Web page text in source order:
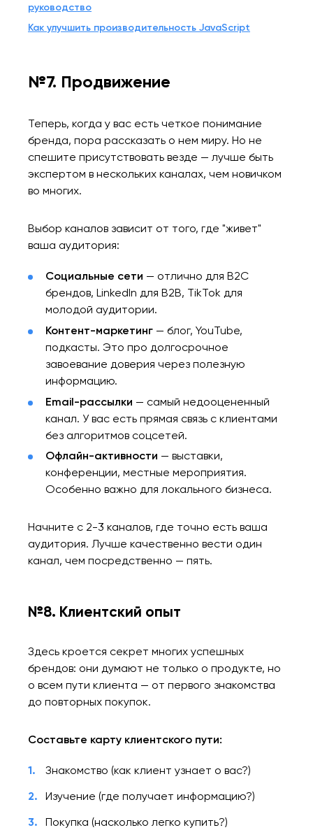
руководство
Как улучшить производительность JavaScript
№7. Продвижение
Теперь, когда у вас есть четкое понимание
бренда, пора рассказать о нем миру. Но не
спешите присутствовать везде — лучше быть
экспертом в нескольких каналах, чем новичком
во многих.
Выбор каналов зависит от того, где "живет"
ваша аудитория:
Социальные сети — отлично для B2C
брендов, LinkedIn для B2B, TikTok для
молодой аудитории.
Контент-маркетинг — блог, YouTube,
подкасты. Это про долгосрочное
завоевание доверия через полезную
информацию.
Email-рассылки — самый недооцененный
канал. У вас есть прямая связь с клиентами
без алгоритмов соцсетей.
Офлайн-активности — выставки,
конференции, местные мероприятия.
Особенно важно для локального бизнеса.
Начните с 2-3 каналов, где точно есть ваша
аудитория. Лучше качественно вести один
канал, чем посредственно — пять.
№8. Клиентский опыт
Здесь кроется секрет многих успешных
брендов: они думают не только о продукте, но
о всем пути клиента — от первого знакомства
до повторных покупок.
Составьте карту клиентского пути:
Знакомство (как клиент узнает о вас?)
Изучение (где получает информацию?)
Покупка (насколько легко купить?)